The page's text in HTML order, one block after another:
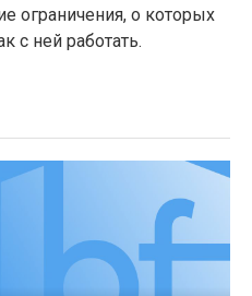
ограничения, о которых
с ней работать.